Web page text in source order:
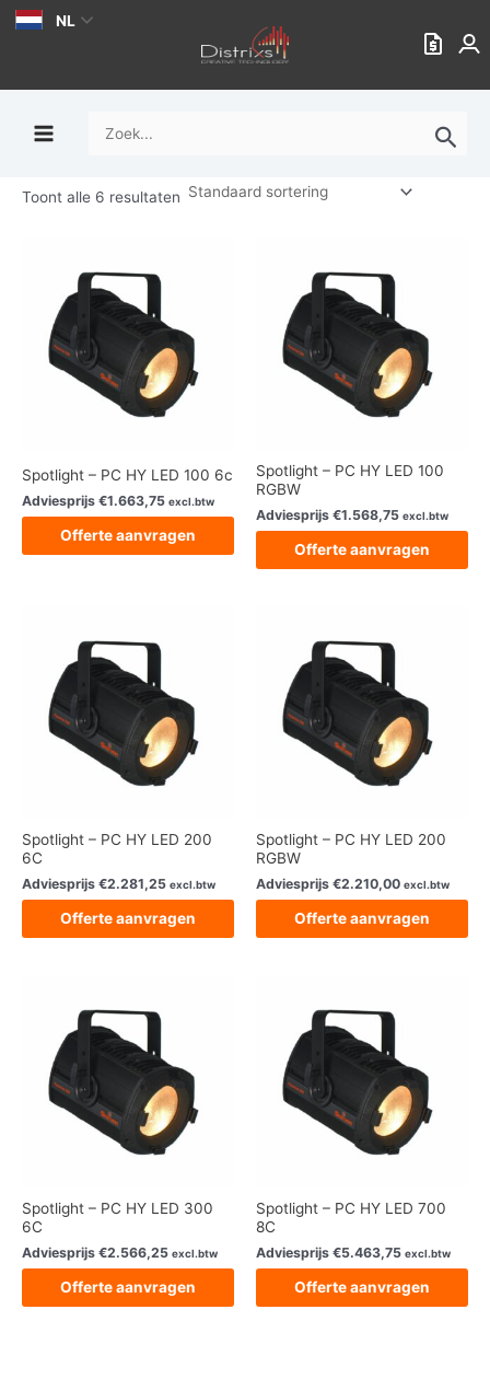
Ga
inhoud
NL
Zoek
Toont alle 6 resultaten
Spotlight – PC HY LED 100 6c
Adviesprijs €1.663,75 excl.btw
Offerte aanvragen
Spotlight – PC HY LED 100
RGBW
Adviesprijs €1.568,75 excl.btw
Offerte aanvragen
Spotlight – PC HY LED 200
6C
Adviesprijs €2.281,25 excl.btw
Offerte aanvragen
Spotlight – PC HY LED 200
RGBW
Adviesprijs €2.210,00 excl.btw
Offerte aanvragen
Spotlight – PC HY LED 300
6C
Adviesprijs €2.566,25 excl.btw
Offerte aanvragen
Spotlight – PC HY LED 700
8C
Adviesprijs €5.463,75 excl.btw
Offerte aanvragen